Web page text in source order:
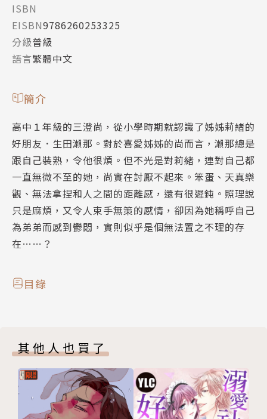
ISBN
EISBN9786260253325
分級普級
語言繁體中文
簡介
高中１年級的三澄尚，從小學時期就認識了姊姊莉緒的
好朋友．生田瀨那。對於喜愛姊姊的尚而言，瀨那總是
跟自己裝熟，令他很煩。但不光是對莉緒，連對自己都
一直無微不至的她，尚實在討厭不起來。笨蛋、天真樂
觀、無法拿捏和人之間的距離感，還有很遲鈍。照理說
只是麻煩，又令人束手無策的感情，卻因為她稱呼自己
為弟弟而感到鬱悶，實則似乎是個無法置之不理的存
在……？
目錄
其他人也買了